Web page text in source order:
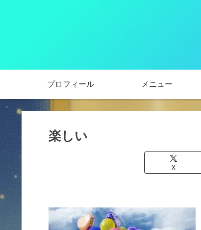
プロフィール メニュー
楽しい
X